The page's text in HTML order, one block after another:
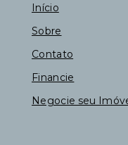
Início
Sobre
Contato
Financie
Negocie seu